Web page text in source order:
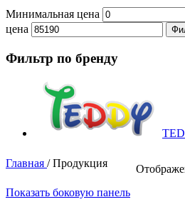
Минимальная цена
цена
Фильтр по бренду
Главная / Продукция
Показать боковую панель